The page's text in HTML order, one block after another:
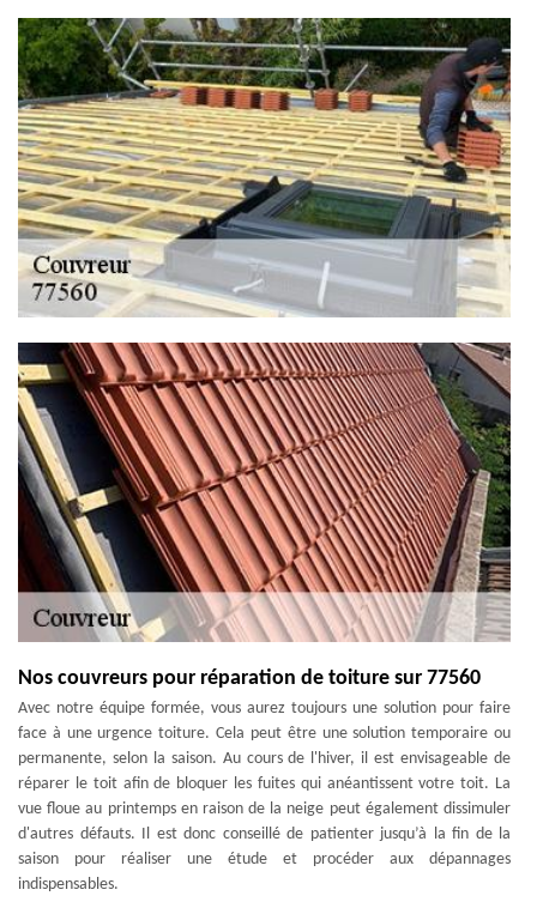
Nos couvreurs pour réparation de toiture sur 77560
Avec notre équipe formée, vous aurez toujours une solution pour faire
face à une urgence toiture. Cela peut être une solution temporaire ou
permanente, selon la saison. Au cours de l'hiver, il est envisageable de
réparer le toit afin de bloquer les fuites qui anéantissent votre toit. La
vue floue au printemps en raison de la neige peut également dissimuler
d'autres défauts. Il est donc conseillé de patienter jusqu’à la fin de la
saison pour réaliser une étude et procéder aux dépannages
indispensables.